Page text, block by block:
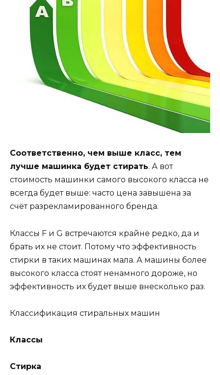
Соответственно, чем выше класс, тем
лучше машинка будет стирать. А вот
стоимость машинки самого высокого класса не
всегда будет выше: часто цена завышена за
счёт разрекламированного бренда.
Классы F и G встречаются крайне редко, да и
брать их не стоит. Потому что эффективность
стирки в таких машинах мала. А машины более
высокого класса стоят ненамного дороже, но
эффективность их будет выше внесколько раз.
Классификация стиральных машин
Классы
Стирка